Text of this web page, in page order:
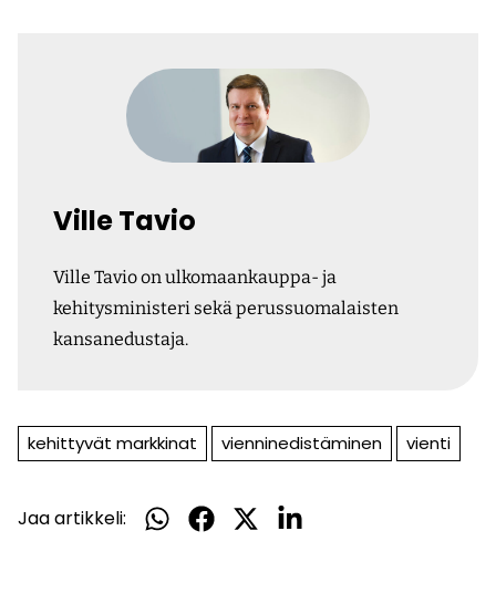
Ville Tavio
Ville Tavio on ulkomaankauppa- ja
kehitysministeri sekä perussuomalaisten
kansanedustaja.
kehittyvät markkinat vienninedistäminen vienti
Jaa artikkeli:
Jaa
Jaa
Jaa
Jaa